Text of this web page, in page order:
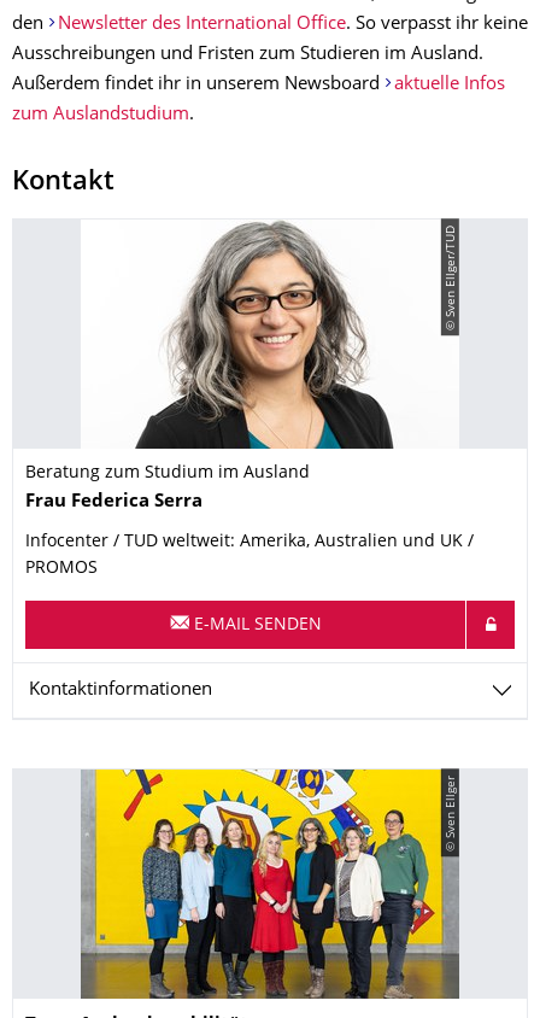
den
Newsletter des International Office. So verpasst ihr keine
Ausschreibungen und Fristen zum Studieren im Ausland.
Außerdem findet ihr in unserem Newsboard
aktuelle Infos
zum Auslandstudium.
Kontakt
© Sven Ellger/TUD
Beratung zum Studium im Ausland
Name
Frau Federica Serra
Infocenter / TUD weltweit: Amerika, Australien und UK /
PROMOS
E-MAIL SENDEN
Kontaktinformationen
© Sven Ellger